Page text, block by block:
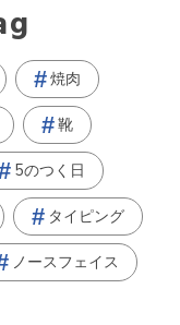
焼肉
靴
5のつく日
タイピング
ノースフェイス